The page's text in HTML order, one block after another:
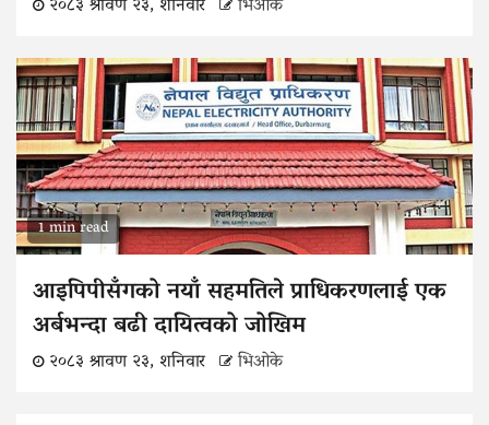
1 min read
आइपिपीसँगको नयाँ सहमतिले प्राधिकरणलाई एक
अर्बभन्दा बढी दायित्वको जोखिम
२०८३ श्रावण २३, शनिवार भिओके